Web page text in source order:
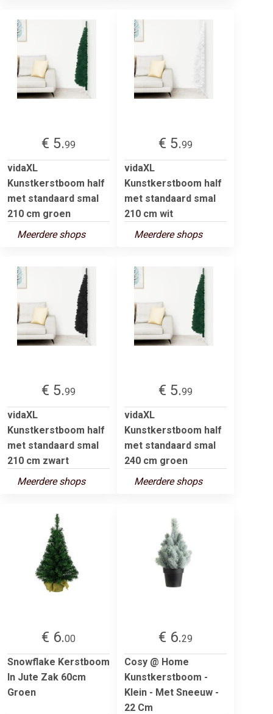
€ 5.99
vidaXL
Kunstkerstboom half
met standaard smal
210 cm groen
Meerdere shops
€ 5.99
vidaXL
Kunstkerstboom half
met standaard smal
210 cm wit
Meerdere shops
€ 5.99
vidaXL
Kunstkerstboom half
met standaard smal
210 cm zwart
Meerdere shops
€ 5.99
vidaXL
Kunstkerstboom half
met standaard smal
240 cm groen
Meerdere shops
€ 6.00
Snowflake Kerstboom
In Jute Zak 60cm
Groen
€ 6.29
Cosy @ Home
Kunstkerstboom -
Klein - Met Sneeuw -
22 Cm